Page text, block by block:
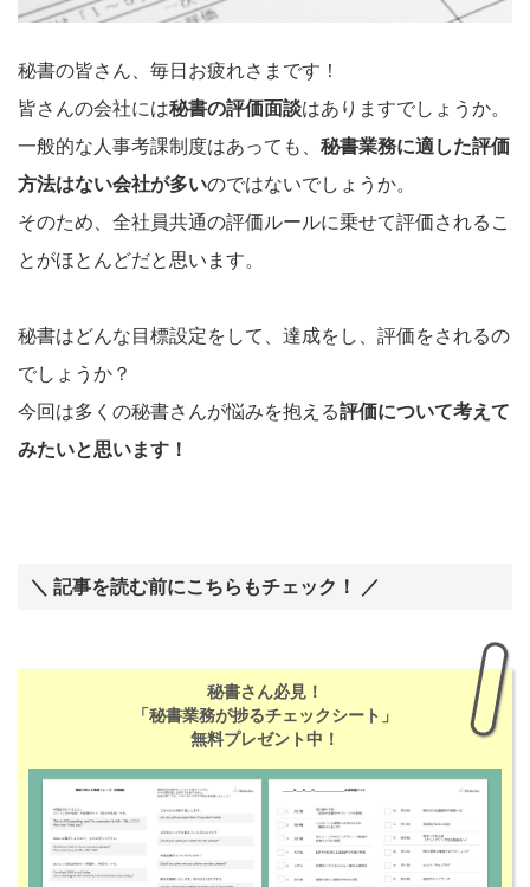
秘書の皆さん、毎日お疲れさまです！
皆さんの会社には秘書の評価面談はありますでしょうか。
一般的な人事考課制度はあっても、 秘書業務に適した評価
方法はない会社が多いのではないでしょうか。
そのため、全社員共通の評価ルールに乗せて評価されるこ
とがほとんどだと思います。
秘書はどんな目標設定をして、達成をし、評価をされるの
でしょうか？
今回は多くの秘書さんが悩みを抱える評価について考えて
みたいと思います！
＼ 記事を読む前にこちらもチェック！ ／
秘書さん必見！
「秘書業務が捗るチェックシート」
無料プレゼント中！